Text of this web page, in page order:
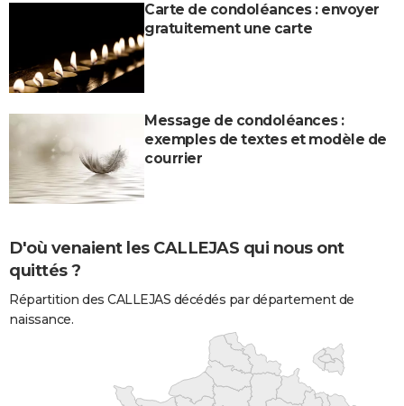
Carte de condoléances : envoyer
gratuitement une carte
Message de condoléances :
exemples de textes et modèle de
courrier
D'où venaient les CALLEJAS qui nous ont
quittés ?
Répartition des CALLEJAS décédés par département de
naissance.